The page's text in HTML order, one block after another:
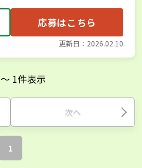
応募はこちら
更新日：2026.02.10
〜 1件表示
次へ
1